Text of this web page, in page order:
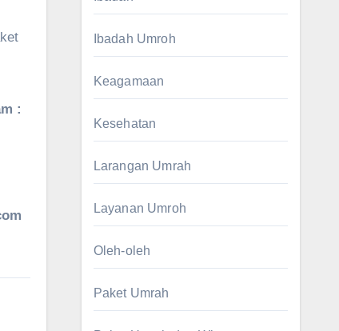
:
Ibadah Umroh
Keagamaan
Kesehatan
Larangan Umrah
Layanan Umroh
Oleh-oleh
Paket Umrah